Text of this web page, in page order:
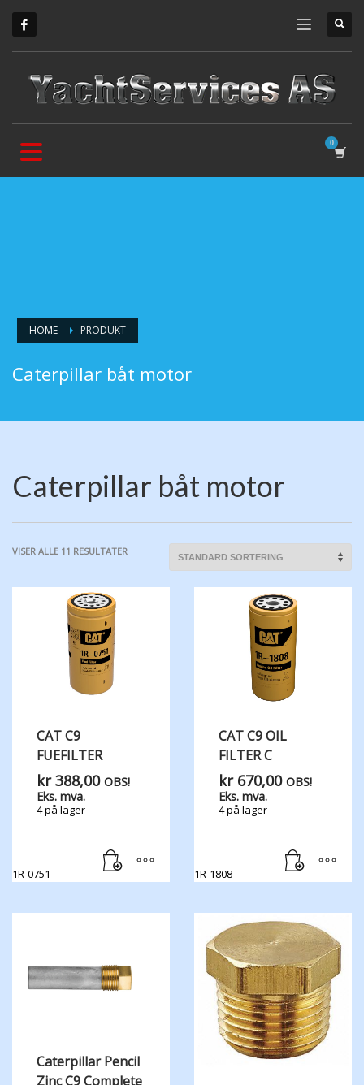
HOME PRODUKT
Caterpillar båt motor
Caterpillar båt motor
VISER ALLE 11 RESULTATER
CAT C9
FUEFILTER
kr388,00 OBS!
Eks. mva.
4 på lager
1R-0751
CAT C9 OIL
FILTER C
kr670,00 OBS!
Eks. mva.
4 på lager
1R-1808
Caterpillar Pencil
Zinc C9 Complete